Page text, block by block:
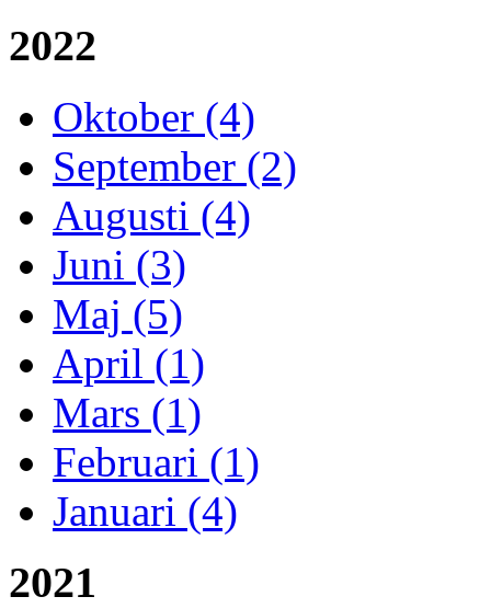
2022
Oktober (4)
September (2)
Augusti (4)
Juni (3)
Maj (5)
April (1)
Mars (1)
Februari (1)
Januari (4)
2021